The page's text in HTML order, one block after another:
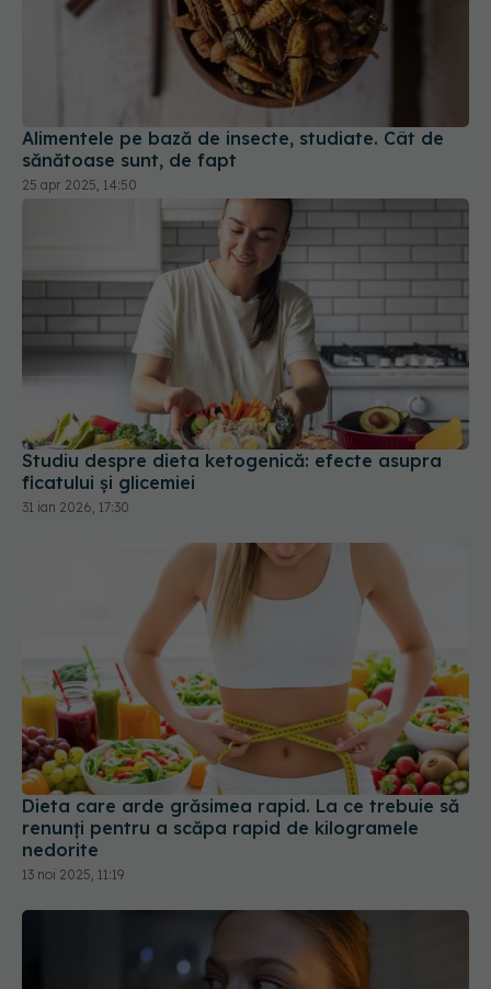
Alimentele pe bază de insecte, studiate. Cât de
sănătoase sunt, de fapt
25 apr 2025, 14:50
Studiu despre dieta ketogenică: efecte asupra
ficatului și glicemiei
31 ian 2026, 17:30
Dieta care arde grăsimea rapid. La ce trebuie să
renunți pentru a scăpa rapid de kilogramele
nedorite
13 noi 2025, 11:19